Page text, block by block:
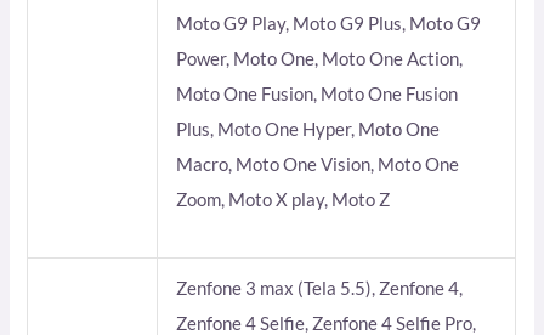
Moto G9 Play, Moto G9 Plus, Moto G9
Power, Moto One, Moto One Action,
Moto One Fusion, Moto One Fusion
Plus, Moto One Hyper, Moto One
Macro, Moto One Vision, Moto One
Zoom, Moto X play, Moto Z
Zenfone 3 max (Tela 5.5), Zenfone 4,
Zenfone 4 Selfie, Zenfone 4 Selfie Pro,